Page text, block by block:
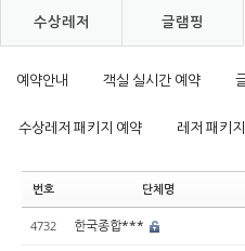
수상레저 글램핑
예약안내 객실 실시간 예약
수상레저 패키지 예약 레저 패키
번호 단체명
4732 한국종합***